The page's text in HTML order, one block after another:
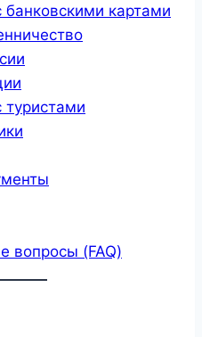
картами
вопросы (FAQ)